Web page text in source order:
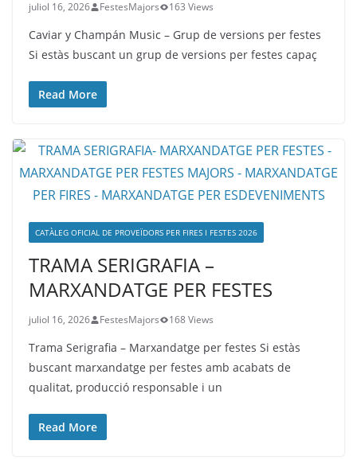
juliol 16, 2026 FestesMajors 163 Views
Caviar y Champán Music – Grup de versions per festes
Si estàs buscant un grup de versions per festes capaç
Read More
CATÀLEG OFICIAL DE PROVEÏDORS PER FIRES I FESTES 2026
TRAMA SERIGRAFIA –
MARXANDATGE PER FESTES
juliol 16, 2026 FestesMajors 168 Views
Trama Serigrafia – Marxandatge per festes Si estàs
buscant marxandatge per festes amb acabats de
qualitat, producció responsable i un
Read More